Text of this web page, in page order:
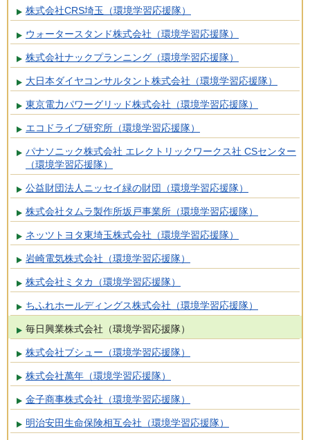
株式会社CRS埼玉（環境学習応援隊）
ウォータースタンド株式会社（環境学習応援隊）
株式会社ナックプランニング（環境学習応援隊）
大日本ダイヤコンサルタント株式会社（環境学習応援隊）
東京電力パワーグリッド株式会社（環境学習応援隊）
エコドライブ研究所（環境学習応援隊）
パナソニック株式会社 エレクトリックワークス社 CSセンター
（環境学習応援隊）
公益財団法人ニッセイ緑の財団（環境学習応援隊）
株式会社タムラ製作所坂戸事業所（環境学習応援隊）
ネッツトヨタ東埼玉株式会社（環境学習応援隊）
岩崎電気株式会社（環境学習応援隊）
株式会社ミタカ（環境学習応援隊）
ちふれホールディングス株式会社（環境学習応援隊）
毎日興業株式会社（環境学習応援隊）
株式会社ブシュー（環境学習応援隊）
株式会社萬年（環境学習応援隊）
金子商事株式会社（環境学習応援隊）
明治安田生命保険相互会社（環境学習応援隊）